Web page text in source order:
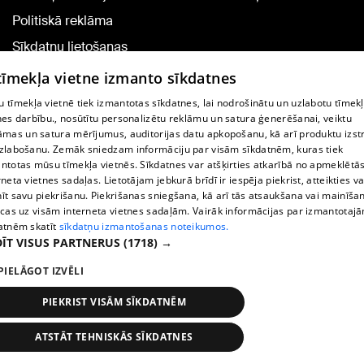
Politiskā reklāma
Sīkdatņu lietošanas
noteikumi
Komentāru pievienošana
TV programma
Līguma noteikumi
360 Ziņu kontakti
Helio Media
Portāla palīdzības dienests: e-pasts -
All rights reserved.
Ziņas Meklēt 1188 play
vietne izmanto sīkdatnes
tīmekļa vietnē tiek izmantotas sīkdatnes, lai nodrošinātu un uzlabotu
darbību., nosūtītu personalizētu reklāmu un satura ģenerēšanai, veiktu
un satura mērījumus, auditorijas datu apkopošanu, kā arī produktu
Zemāk sniedzam informāciju par visām sīkdatnēm, kuras tiek
mūsu tīmekļa vietnēs. Sīkdatnes var atšķirties atkarībā no
vietnes sadaļas. Lietotājam jebkurā brīdī ir iespēja piekrist, atteikties
savu piekrišanu. Piekrišanas sniegšana, kā arī tās atsaukšana vai
uz visām interneta vietnes sadaļām. Vairāk informācijas par
skatīt sīkdatņu izmantošanas noteikumos.
VISUS PARTNERUS (1718) →
IZVĒLI
PIEKRIST VISĀM SĪKDATNĒM
ATSTĀT TEHNISKĀS SĪKDATNES